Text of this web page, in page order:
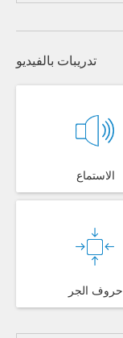
تدريبات بالفيديو
الاستماع
حروف الجر